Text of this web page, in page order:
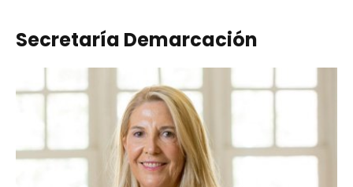
Secretaría Demarcación